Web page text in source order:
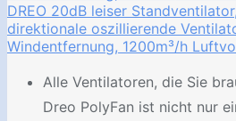
DREO 20dB leiser
direktionale oszillierende
Windentfernung, 1200m³/h
Alle Ventilatoren, die Sie
Dreo PolyFan ist nicht nur